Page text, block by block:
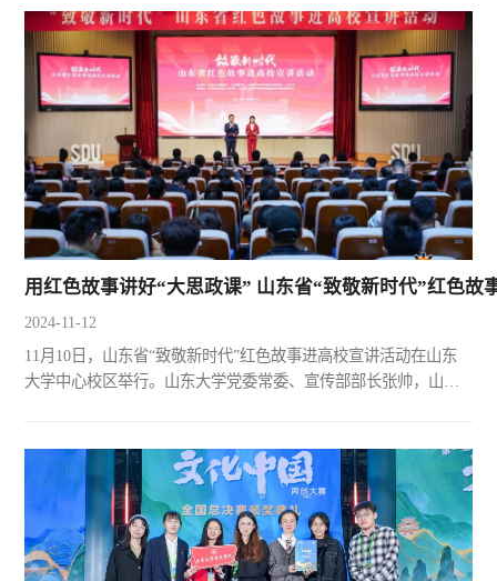
用红色故事讲好“大思政课” 山东省“致敬新时代”红色故
2024-11-12
11月10日，山东省“致敬新时代”红色故事进高校宣讲活动在山东
大学中心校区举行。山东大学党委常委、宣传部部长张帅，山东
历史学院与考古学院党委书记刘军出席活动。张帅在致辞中表
示，山东是具有光荣传统的革命老区，红色文化资源丰富，此次
活动是实现社会与学校互促互动、课堂内外相互贯通，赋能“大思
政...